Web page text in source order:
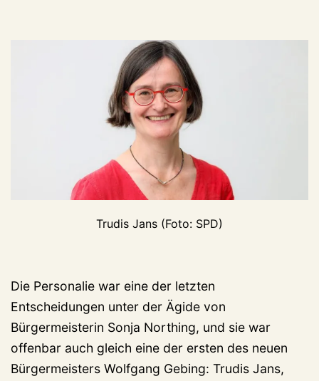
Trudis Jans (Foto: SPD)
Die Personalie war eine der letzten
Entscheidungen unter der Ägide von
Bürgermeisterin Sonja Northing, und sie war
offenbar auch gleich eine der ersten des neuen
Bürgermeisters Wolfgang Gebing: Trudis Jans,